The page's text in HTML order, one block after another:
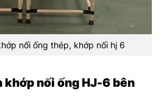
nối ống thép, khớp nối hj 6
khớp nối ống HJ-6 bên